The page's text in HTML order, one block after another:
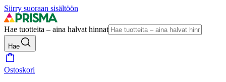
Siirry suoraan sisältöön
Hae tuotteita – aina halvat hinnat
Hae
Ostoskori